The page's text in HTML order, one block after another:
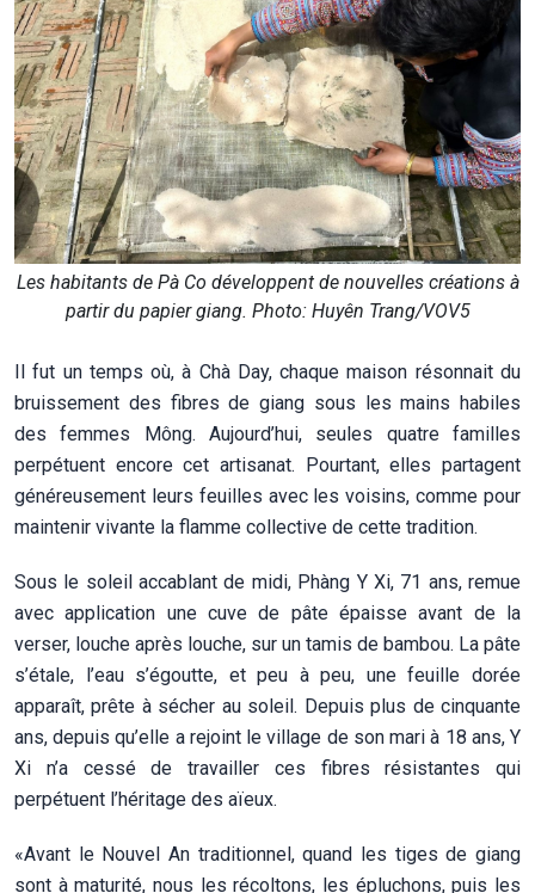
Les habitants de Pà Co développent de nouvelles créations à
partir du papier giang. Photo: Huyên Trang/VOV5
Il fut un temps où, à Chà Day, chaque maison résonnait du
bruissement des fibres de giang sous les mains habiles
des femmes Mông. Aujourd’hui, seules quatre familles
perpétuent encore cet artisanat. Pourtant, elles partagent
généreusement leurs feuilles avec les voisins, comme pour
maintenir vivante la flamme collective de cette tradition.
Sous le soleil accablant de midi, Phàng Y Xi, 71 ans, remue
avec application une cuve de pâte épaisse avant de la
verser, louche après louche, sur un tamis de bambou. La pâte
s’étale, l’eau s’égoutte, et peu à peu, une feuille dorée
apparaît, prête à sécher au soleil. Depuis plus de cinquante
ans, depuis qu’elle a rejoint le village de son mari à 18 ans, Y
Xi n’a cessé de travailler ces fibres résistantes qui
perpétuent l’héritage des aïeux.
«Avant le Nouvel An traditionnel, quand les tiges de giang
sont à maturité, nous les récoltons, les épluchons, puis les